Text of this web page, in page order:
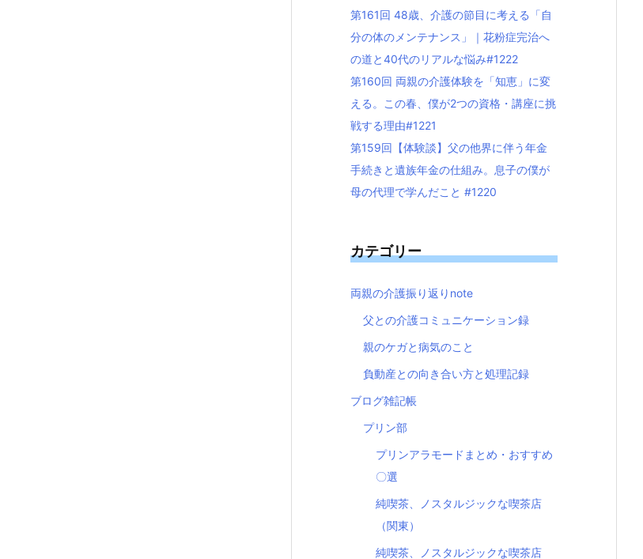
第161回 48歳、介護の節目に考える「自
分の体のメンテナンス」｜花粉症完治へ
の道と40代のリアルな悩み#1222
第160回 両親の介護体験を「知恵」に変
える。この春、僕が2つの資格・講座に挑
戦する理由#1221
第159回【体験談】父の他界に伴う年金
手続きと遺族年金の仕組み。息子の僕が
母の代理で学んだこと #1220
カテゴリー
両親の介護振り返りnote
父との介護コミュニケーション録
親のケガと病気のこと
負動産との向き合い方と処理記録
ブログ雑記帳
プリン部
プリンアラモードまとめ・おすすめ
〇選
純喫茶、ノスタルジックな喫茶店
（関東）
純喫茶、ノスタルジックな喫茶店